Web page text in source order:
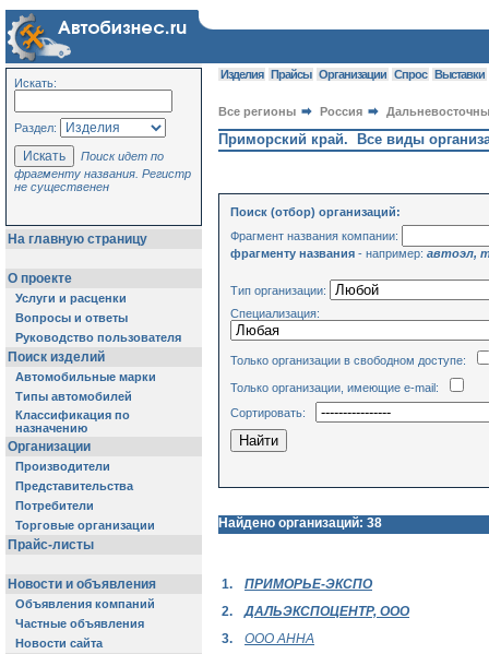
Искать:
Раздел:
Поиск идет по
фрагменту названия. Регистр
не существенен
На главную страницу
О проекте
Услуги и расценки
Вопросы и ответы
Руководство пользователя
Поиск изделий
Автомобильные марки
Типы автомобилей
Классификация по
назначению
Организации
Производители
Представительства
Потребители
Торговые организации
Прайс-листы
Новости и объявления
Объявления компаний
Частные объявления
Новости сайта
Изделия Прайсы Организации Спрос Выставки
Все регионы Россия
Приморский край. Все виды
Поиск (отбор) организаций:
Фрагмент названия компании:
фрагменту названия - например: автоэл,
Тип организации:
Специализация:
Только организации в свободном доступе:
Только организации, имеющие e-mail:
Сортировать:
Найдено организаций: 38
1.
ПРИМОРЬЕ-ЭКСПО
2.
ДАЛЬЭКСПОЦЕНТР, ООО
3.
ООО АННА